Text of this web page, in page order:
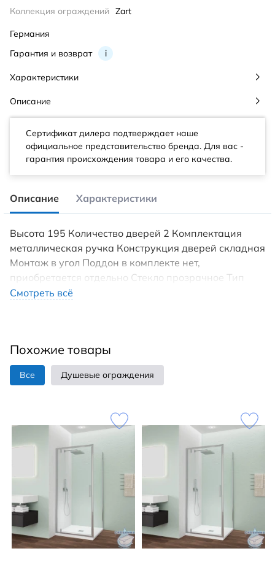
Гарантия и возврат i
Коллекция ограждений Zart
Германия
Характеристики
Описание
Сертификат дилера подтверждает наше
официальное представительство бренда. Для вас -
гарантия происхождения товара и его качества.
Описание Характеристики
Высота 195 Количество дверей 2 Комплектация
металлическая ручка Конструкция дверей складная
Монтаж в угол Поддон в комплекте нет,
приобретается отдельно Стекло прозрачное Тип
поддона низкий Толщина стекла, мм 6
Смотреть всё
Похожие товары
Все Душевые ограждения